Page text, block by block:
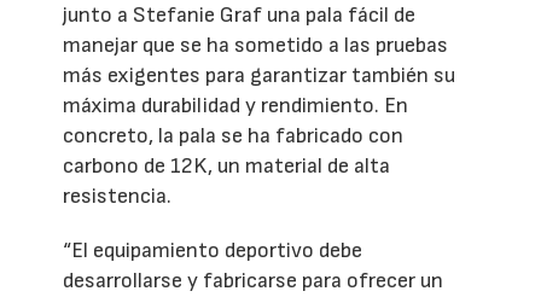
junto a Stefanie Graf una pala fácil de
manejar que se ha sometido a las pruebas
más exigentes para garantizar también su
máxima durabilidad y rendimiento. En
concreto, la pala se ha fabricado con
carbono de 12K, un material de alta
resistencia.
“El equipamiento deportivo debe
desarrollarse y fabricarse para ofrecer un